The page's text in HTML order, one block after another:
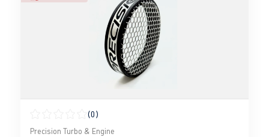
Note moyenne de 0 sur 5 étoiles
(0)
Precision Turbo & Engine